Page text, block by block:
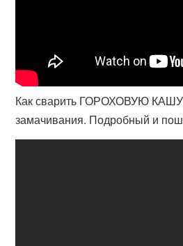
Как сварить ГОРОХОВУЮ КАШУ
замачивания. Подробный и